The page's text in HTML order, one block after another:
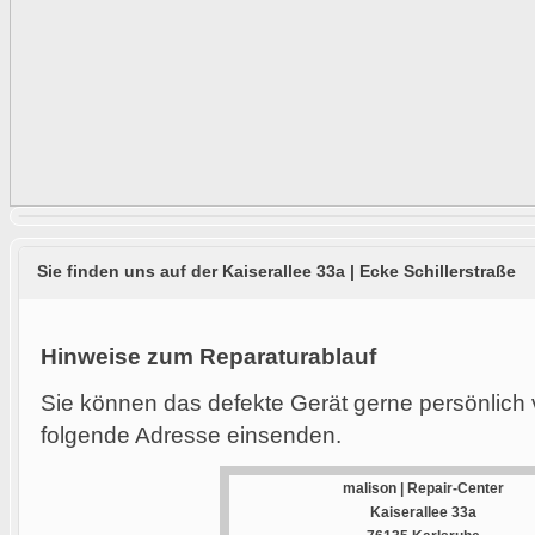
Sie finden uns auf der Kaiserallee 33a | Ecke Schillerstraße
Hinweise zum Reparaturablauf
Sie können das defekte Gerät gerne
folgende Adresse einsenden.
malison | Repair-Center
Kaiserallee 33a